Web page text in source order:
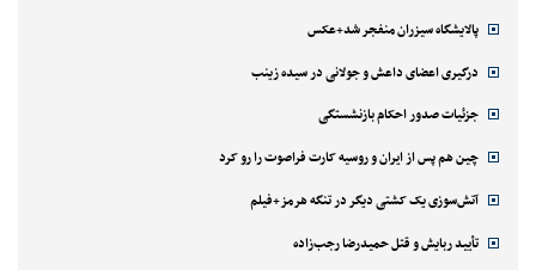
پالایشگاه سیزران منفجر شد+عکس
درگیری اعضای داعش و جولانی در سیده زینب
جزئیات صدور احکام بازنشستگی
چین هم پس از ایران و روسیه کارت فراصوت را رو کرد
آتش‌سوزی یک کشتی دیگر در تنگه هرمز+فیلم
تأیید ربایش و قتل حمیدرضا رجب‌زاده